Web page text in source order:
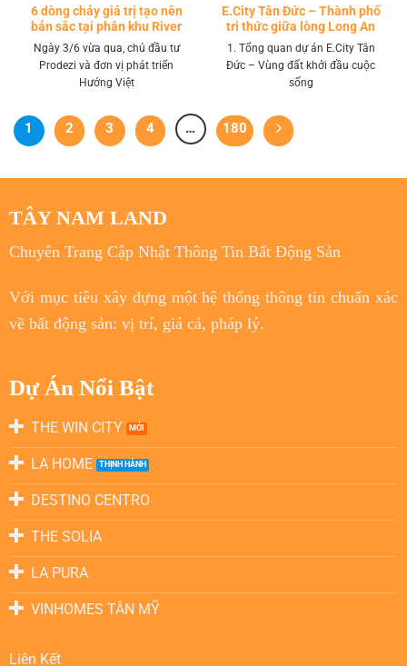
6 dòng chảy giá trị tạo nên
bản sắc tại phân khu River
Park LA Home
Ngày 3/6 vừa qua, chủ đầu tư
Prodezi và đơn vị phát triển
Hướng Việt
E.City Tân Đức – Thành phố
tri thức giữa lòng Long An
1. Tổng quan dự án E.City Tân
Đức – Vùng đất khởi đầu cuộc
sống
1 2 3 4 … 180
TÂY NAM LAND
Chuyên Trang Cập Nhật Thông Tin Bất Động Sản
Với mục tiêuxây dựng một hệ thống thông tin chuẩn xác
về bất động sản: vị trí, giá cả, pháp lý.
Dự Án Nổi Bật
THE WIN CITY
LA HOME
DESTINO CENTRO
THE SOLIA
LA PURA
VINHOMES TÂN MỸ
Liên Kết